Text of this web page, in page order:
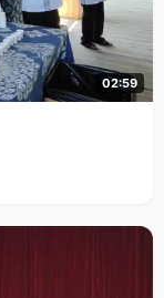
考验，这可能已经不
你周围的人，你平
。杨清说："高考是个
度来说，它可以让
珍贵，什么最不珍
平安！"
02:59